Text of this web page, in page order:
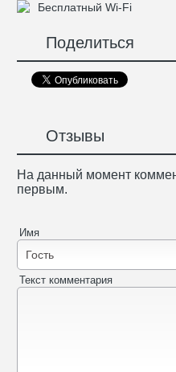
Бесплатный Wi-Fi
Поделиться
Отзывы
На данный момент
первым.
Имя
Текст комментария